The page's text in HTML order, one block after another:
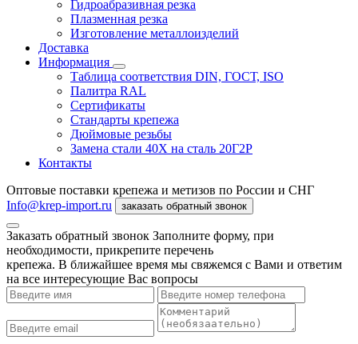
Гидроабразивная резка
Плазменная резка
Изготовление металлоизделий
Доставка
Информация
Таблица соответствия DIN, ГОСТ, ISO
Палитра RAL
Сертификаты
Стандарты крепежа
Дюймовые резьбы
Замена стали 40Х на сталь 20Г2Р
Контакты
Оптовые поставки крепежа и метизов по России и СНГ
Info@krep-import.ru
заказать обратный звонок
Заказать обратный звонок Заполните форму, при
необходимости, прикрепите перечень
крепежа. В ближайшее время мы свяжемся с Вами и ответим
на все интересующие Вас вопросы